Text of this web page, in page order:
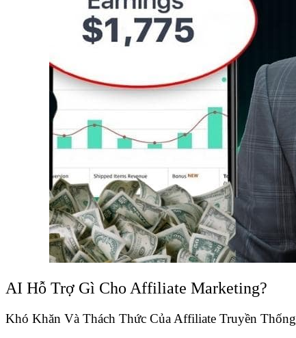
AI Hỗ Trợ Gì Cho Affiliate Marketing?
Khó Khăn Và Thách Thức Của Affiliate Truyền Thống